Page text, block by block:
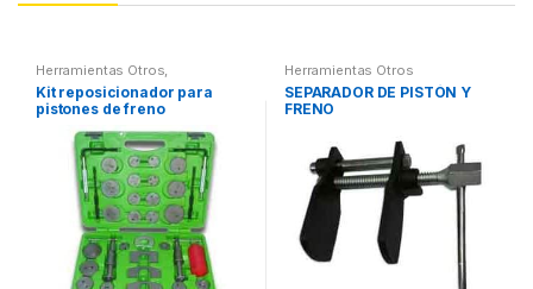
Herramientas Otros,
Herramientas Frenos y
Refrigeración
Kit reposicionador para
pistones de freno
Herramientas Otros
SEPARADOR DE PISTÓN Y
FRENO